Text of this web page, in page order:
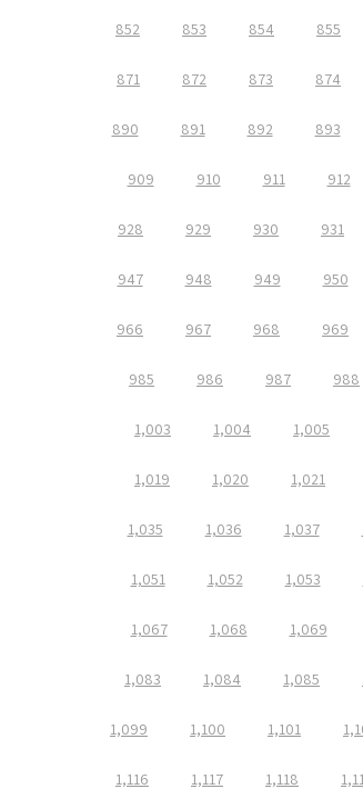
852 853 854 855
871 872 873 874
890 891 892 893
909 910 911 912
928 929 930 931
947 948 949 950
966 967 968 969
985 986 987 988
1,003 1,004 1,005
1,019 1,020 1,021
1,035 1,036 1,037
1,051 1,052 1,053
1,067 1,068 1,069
1,083 1,084 1,085
1,099 1,100 1,101
1,116 1,117 1,118